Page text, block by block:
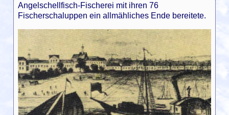
Angelschellfisch-Fischerei mit ihren 76
Fischerschaluppen ein allmähliches Ende bereitete.